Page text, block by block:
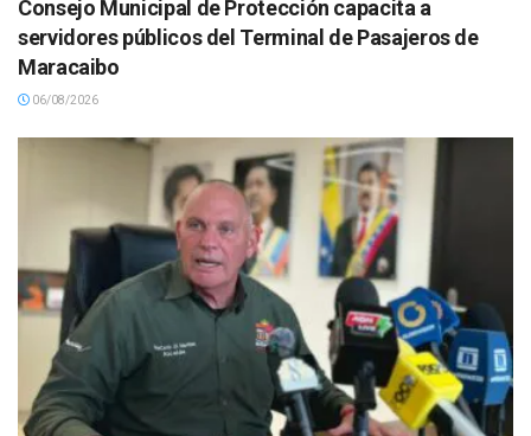
Consejo Municipal de Protección capacita a
servidores públicos del Terminal de Pasajeros de
Maracaibo
06/08/2026